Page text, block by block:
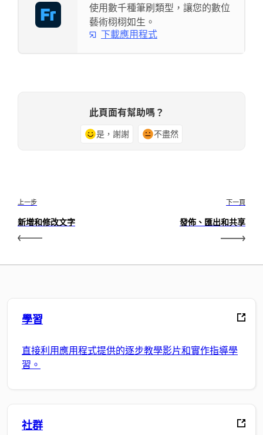
使用數千種筆刷類型，讓您的數位
藝術栩栩如生。
下載應用程式
此頁面有幫助嗎？
是，謝謝 不盡然
上一步
新增和修改文字
下一頁
發佈、匯出和共享
學習
直接利用應用程式提供的逐步教學影片和實作指導學
習。
社群